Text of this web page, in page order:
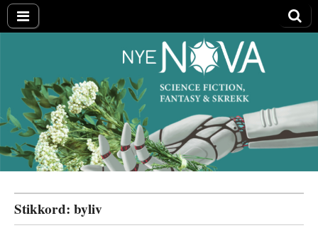
Nye NOVA
Stikkord: byliv